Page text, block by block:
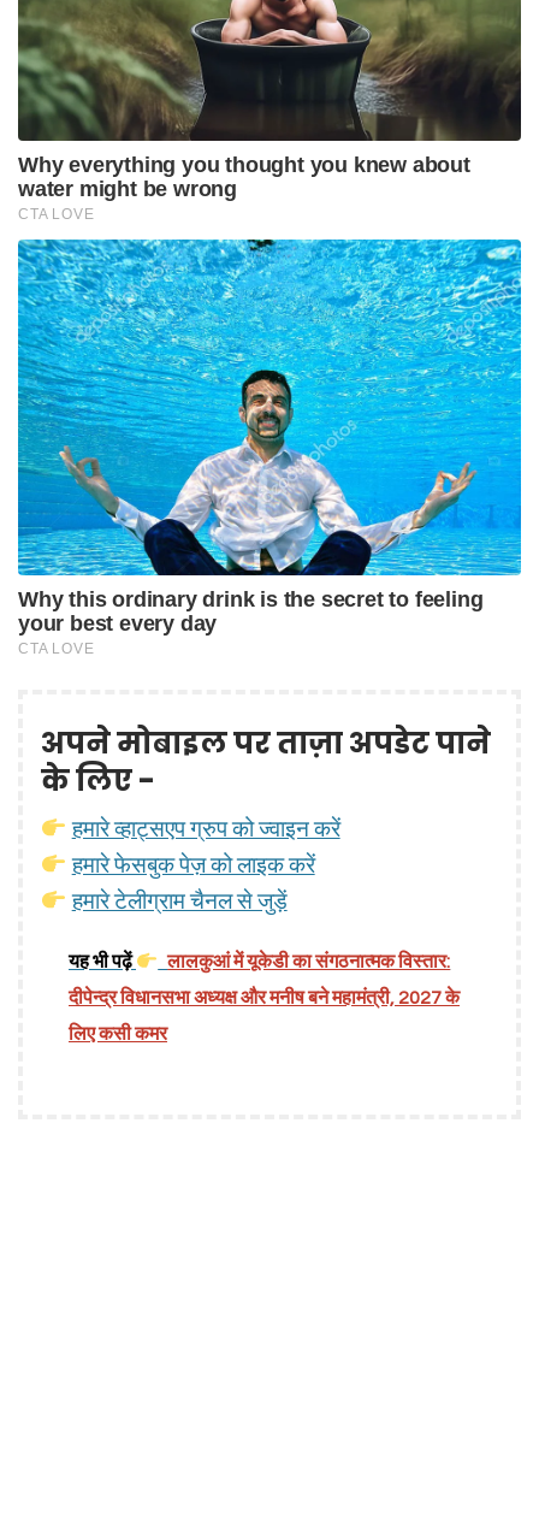
अपने मोबाइल पर ताज़ा अपडेट पाने
के लिए -
हमारे व्हाट्सएप ग्रुप को ज्वाइन करें
हमारे फेसबुक पेज़ को लाइक करें
हमारे टेलीग्राम चैनल से जुड़ें
यह भी पढ़ें
लालकुआं में यूकेडी का संगठनात्मक विस्तार:
दीपेन्द्र विधानसभा अध्यक्ष और मनीष बने महामंत्री, 2027 के
लिए कसी कमर